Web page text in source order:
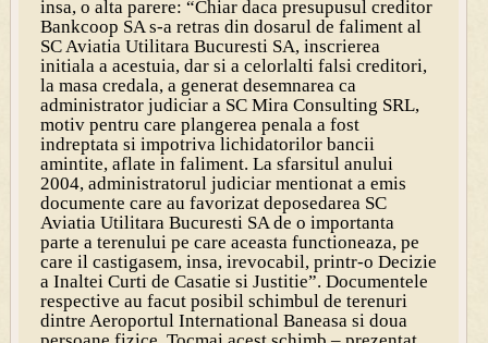
insa, o alta parere: “Chiar daca presupusul creditor
Bankcoop SA s-a retras din dosarul de faliment al
SC Aviatia Utilitara Bucuresti SA, inscrierea
initiala a acestuia, dar si a celorlalti falsi creditori,
la masa credala, a generat desemnarea ca
administrator judiciar a SC Mira Consulting SRL,
motiv pentru care plangerea penala a fost
indreptata si impotriva lichidatorilor bancii
amintite, aflate in faliment. La sfarsitul anului
2004, administratorul judiciar mentionat a emis
documente care au favorizat deposedarea SC
Aviatia Utilitara Bucuresti SA de o importanta
parte a terenului pe care aceasta functioneaza, pe
care il castigasem, insa, irevocabil, printr-o Decizie
a Inaltei Curti de Casatie si Justitie”. Documentele
respective au facut posibil schimbul de terenuri
dintre Aeroportul International Baneasa si doua